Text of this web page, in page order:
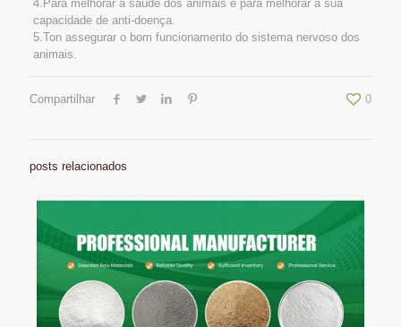
4.Para melhorar a saúde dos animais e para melhorar a sua
capacidade de anti-doença.
5.Ton assegurar o bom funcionamento do sistema nervoso dos
animais.
Compartilhar 0
posts relacionados